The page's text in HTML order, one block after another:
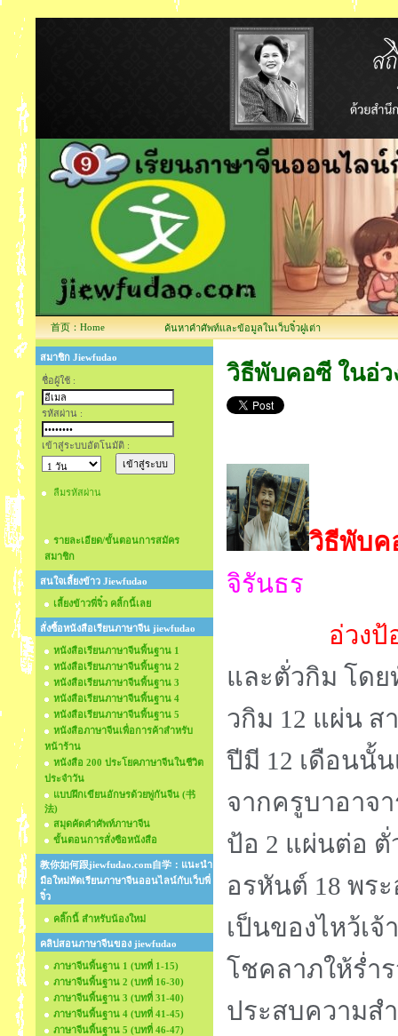
首页：Home ค้นหาคำศัพท์และข้อมูลในเว็บจิ๋วฝูเต่า
สมาชิก Jiewfudao
ชื่อผู้ใช้ :
รหัสผ่าน :
เข้าสู่ระบบอัตโนมัติ :
ลืมรหัสผ่าน
รายละเอียด/ขั้นตอนการสมัคร
สมาชิก
สนใจเลี้ยงข้าว Jiewfudao
เลี้ยงข้าวพี่จิ๋ว คลิ้กนี้เลย
สั่งซื้อหนังสือเรียนภาษาจีน jiewfudao
หนังสือเรียนภาษาจีนพื้นฐาน 1
หนังสือเรียนภาษาจีนพื้นฐาน 2
หนังสือเรียนภาษาจีนพื้นฐาน 3
หนังสือเรียนภาษาจีนพื้นฐาน 4
หนังสือเรียนภาษาจีนพื้นฐาน 5
หนังสือภาษาจีนเพื่อการค้าสำหรับ
หน้าร้าน
หนังสือ 200 ประโยคภาษาจีนในชีวิต
ประจำวัน
แบบฝึกเขียนอักษรด้วยพู่กันจีน (书
法)
สมุดคัดคำศัพท์ภาษาจีน
ขั้นตอนการสั่งซือหนังสือ
教你如何跟jiewfudao.com自学：แนะนำ
มือใหม่หัดเรียนภาษาจีนออนไลน์กับเว็บพี่
จิ๋ว
คลิ๊กนี้ สำหรับน้องใหม่
คลิปสอนภาษาจีนของ jiewfudao
ภาษาจีนพื้นฐาน 1 (บทที่ 1-15)
ภาษาจีนพื้นฐาน 2 (บทที่ 16-30)
ภาษาจีนพื้นฐาน 3 (บทที่ 31-40)
ภาษาจีนพื้นฐาน 4 (บทที่ 41-45)
ภาษาจีนพื้นฐาน 5 (บทที่ 46-47)
วิธีพับคอซี ในอ่
วิธีพับค
จิรันธร
อ่วง
และตั่วกิม โดย
วกิม 12 แผ่น ส
ปีมี 12 เดือนนั้
จากครูบาอาจ
ป้อ 2 แผ่นต่อ ตั่
อรหันต์ 18 พร
เป็นของไหว้เ
โชคลาภให้ร่ำ
ประสบความสำ